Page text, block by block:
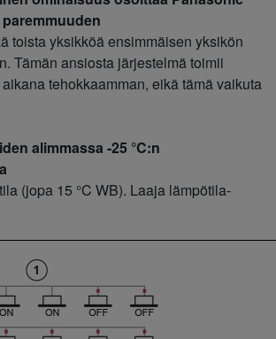
toista yksikköä ensimmäisen yksikön
Tämän ansiosta järjestelmä toimii
tehokkaamman, eikä tämä vaikuta
alimmassa -25 °C:n
(jopa 15 °C WB). Laaja lämpötila-